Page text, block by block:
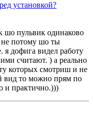
установкой?
шо пульвик одинаково
не потому шо ты
дофига видел работу
считают. ) а реально
которых смотриш и не
вид то можно прям по
и практично.)))